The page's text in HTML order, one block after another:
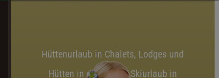
Hüttenurlaub in Chalets, Lodges und
Hütten in den Alpen. Skiurlaub in